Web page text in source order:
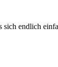
endlich